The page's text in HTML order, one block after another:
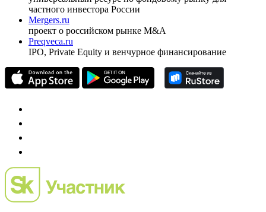
частного инвестора России
Mergers.ru
проект о российском рынке M&A
Preqveca.ru
IPO, Private Equity и венчурное финансирование